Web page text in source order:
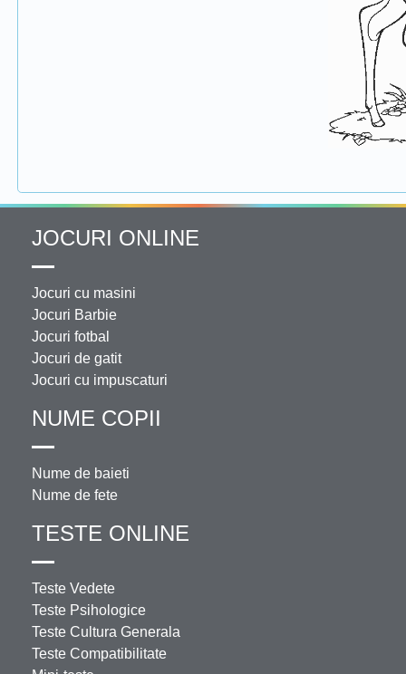
JOCURI ONLINE
Jocuri cu masini
Jocuri Barbie
Jocuri fotbal
Jocuri de gatit
Jocuri cu impuscaturi
NUME COPII
Nume de baieti
Nume de fete
TESTE ONLINE
Teste Vedete
Teste Psihologice
Teste Cultura Generala
Teste Compatibilitate